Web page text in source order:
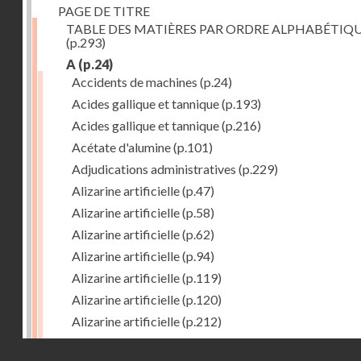
PAGE DE TITRE
TABLE DES MATIÈRES PAR ORDRE
(p.293)
A (p.24)
Accidents de machines (p.24)
Acides gallique et tannique(p.193)
Acides gallique et tannique(p.216)
Acétate d'alumine(p.101)
Adjudications administratives (p.229)
Alizarine artificielle(p.47)
Alizarine artificielle(p.58)
Alizarine artificielle(p.62)
Alizarine artificielle(p.94)
Alizarine artificielle(p.119)
Alizarine artificielle(p.120)
Alizarine artificielle(p.212)
Alizarine artificielle(p.256)